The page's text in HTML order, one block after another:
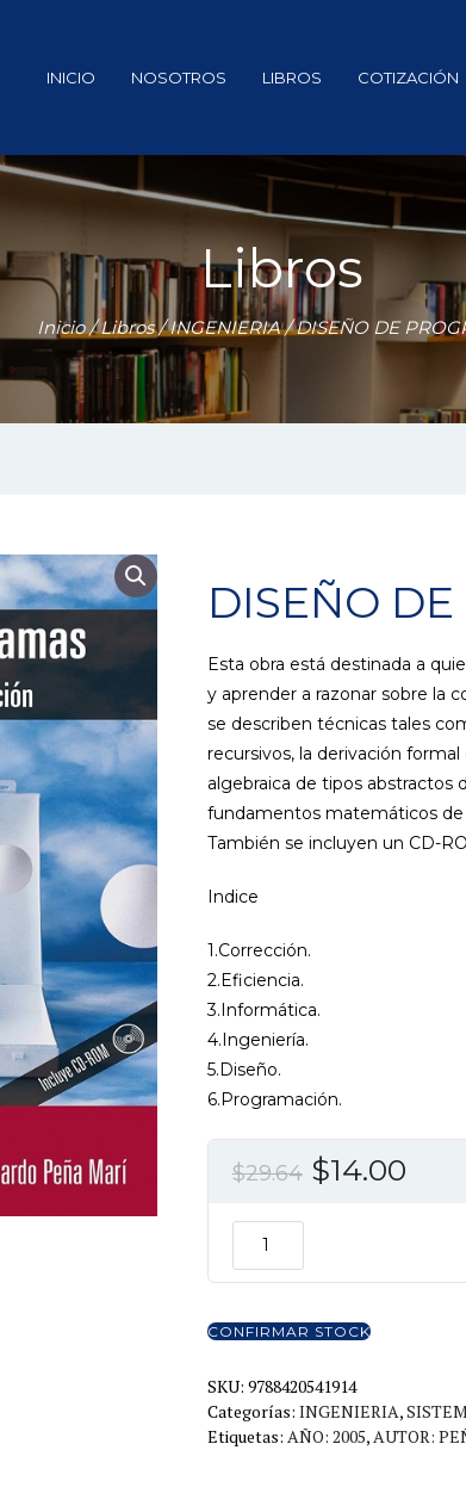
INICIO NOSOTROS LIBROS COTIZACIÓN
Libros
Inicio/Libros/INGENIERIA/ DISEÑO DE
DISEÑO
Esta obra está destinada a
y aprender a razonar sobre la
se describen técnicas tales
recursivos, la derivación
algebraica de tipos abstractos
fundamentos matemáticos de
También se incluyen un CD-
Indice
1.Corrección.
2.Eficiencia.
3.Informática.
4.Ingeniería.
5.Diseño.
6.Programación.
$29.64 El
era:
$14.00El
es:
DISEÑO
DE
cantidad
CONFIRMAR STOCK
SKU: 9788420541914
Categorías: INGENIERIA,
Etiquetas: AÑO: 2005,AUTOR: